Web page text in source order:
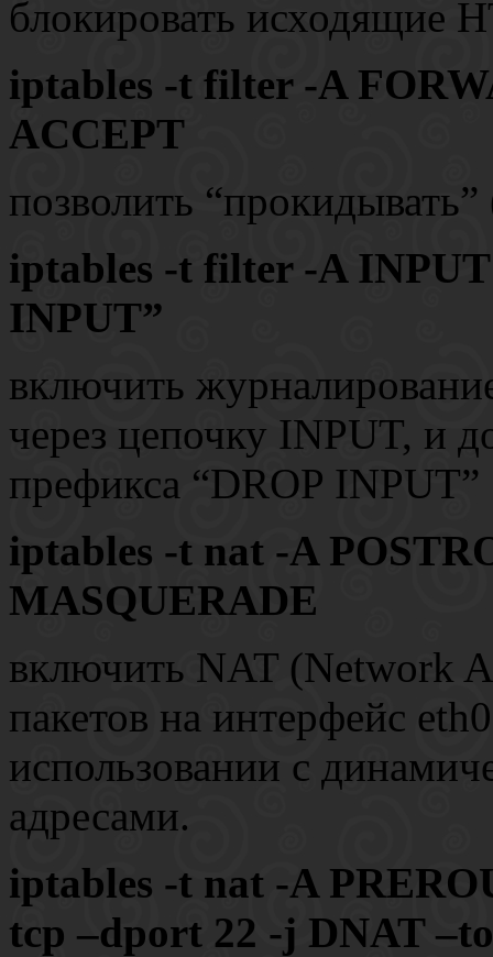
блокировать исходящие
iptables -t filter -A
ACCEPT
позволить
iptables -t filter -A
INPUT”
включить
через цепочку INPUT, и
префикса “DROP INPUT”
iptables -t nat -A
MASQUERADE
включить NAT (Network
пакетов на интерфейс
использовании с
адресами.
iptables -t nat -A
tcp –dport 22 -j DNAT